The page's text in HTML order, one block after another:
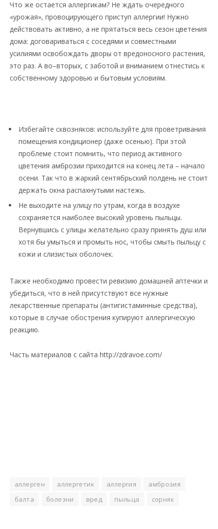
Что же остается аллергикам? Не ждать очередного
«урожая», провоцирующего приступ аллергии! Нужно
действовать активно, а не прятаться весь сезон цветения
дома: договариваться с соседями и совместными
усилиями освобождать дворы от вредоносного растения,
это раз. А во–вторых, с заботой и вниманием отнестись к
собственному здоровью и бытовым условиям.
Избегайте сквозняков: используйте для проветривания
помещения кондиционер (даже осенью). При этой
проблеме стоит помнить, что период активного
цветения амброзии приходится на конец лета – начало
осени. Так что в жаркий сентябрьский полдень не стоит
держать окна распахнутыми настежь.
Не выходите на улицу по утрам, когда в воздухе
сохраняется наиболее высокий уровень пыльцы.
Вернувшись с улицы желательно сразу принять душ или
хотя бы умыться и промыть нос, чтобы смыть пыльцу с
кожи и слизистых оболочек.
Также необходимо провести ревизию домашней аптечки и
убедиться, что в ней присутствуют все нужные
лекарственные препараты (антигистаминные средства),
которые в случае обострения купируют аллергическую
реакцию.
Часть материалов с сайта http://zdravoe.com/
аллерген аллергетик аллергия
амброзия
балта
болезни вред пыльца сорняк